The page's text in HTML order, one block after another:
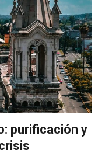
purificación y